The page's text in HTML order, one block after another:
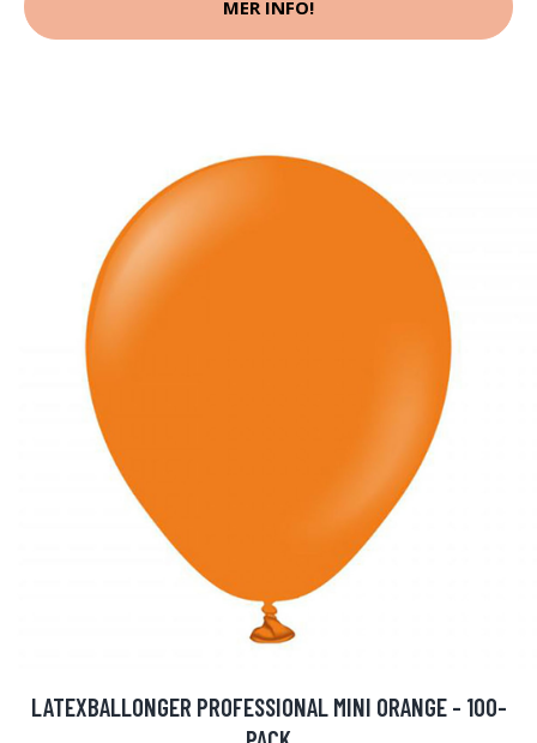
MER INFO!
LATEXBALLONGER PROFESSIONAL MINI ORANGE - 100-